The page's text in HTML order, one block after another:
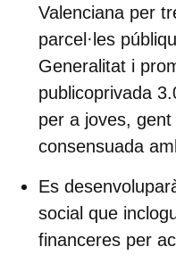
Valenciana per
parcel·les
Generalitat i
publicoprivada
per a joves,
consensuada
Es
social que
financeres per